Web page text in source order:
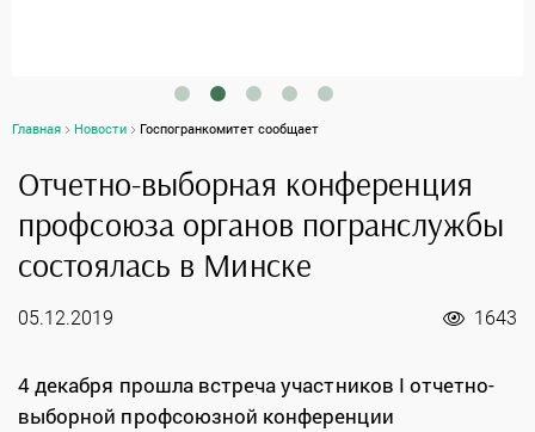
Главная Новости Госпогранкомитет сообщает
Отчетно-выборная конференция
профсоюза органов погранслужбы
состоялась в Минске
05.12.2019 1643
4 декабря прошла встреча участников I отчетно-
выборной профсоюзной конференции